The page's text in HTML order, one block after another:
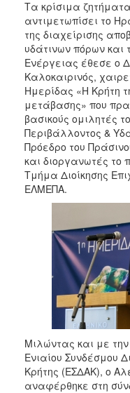
2020
2019
2018
2017
2016
2015
2013
2012
2011
2010
2006
ΠΟΛΙΤΙΣΜΟΣ
ΑΝΘΕΚΤΙΚΗ
Τα κρίσιμα
αντιμετωπίσει το
της διαχείρισης
υδάτινων πόρων
Ενέργειας έθεσε ο
Καλοκαιρινός,
Ημερίδας «Η Κρήτη
μετάβασης» που
βασικούς ομιλητές
Περιβάλλοντος &
Πρόεδρο του
και διοργανωτές το
Τμήμα Διοίκησης
ΕΛΜΕΠΑ.
Μιλώντας και με την
Ενιαίου Συνδέσμου
Κρήτης (ΕΣΔΑΚ), ο
αναφέρθηκε στη